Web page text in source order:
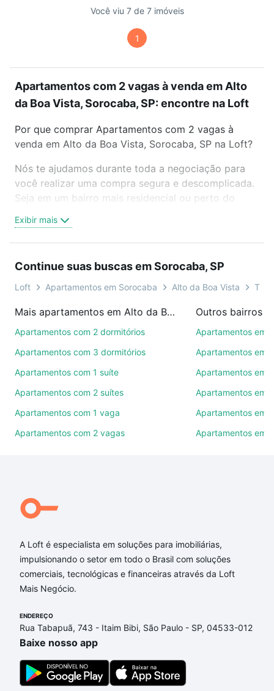
Você viu 7 de 7 imóveis
1
Apartamentos com 2 vagas à venda em Alto
da Boa Vista, Sorocaba, SP: encontre na Loft
Por que comprar Apartamentos com 2 vagas à
venda em Alto da Boa Vista, Sorocaba, SP na Loft?
Nós te ajudamos durante toda a negociação para
você realizar uma compra segura e descomplicada.
Seja em um bairro mais residencial ou perto do
oferta ideal de Apartamentos com 2 vagas à venda
em Alto da Boa Vista, Sorocaba, SP para conquistar
videochamada, é grátis, sem compromisso e você
ainda conta com mais de 46 mil corretores e
de imóveis.
Como escolher um imóvel?
ruas, bairros e até condomínios favoritos. Você
também pode usar os filtros como quantidade de
quartos, suítes, com ou sem vaga de garagem para
comodidades, como piscina, academia, salão de
Qual o preço de Apartamentos com 2 vagas à
venda em Alto da Boa Vista, Sorocaba, SP?
Aqui na Loft temos a oferta ideal para você, com
Apartamentos com 2 vagas à venda em Alto da Boa
Vista, Sorocaba, SP que custam a partir de R$ 0 e
com nossas opções de financiamento imobiliário as
ainda tem alguma dúvida dos custos envolvidos no
processo de compra, veja em nosso portal quanto
custa comprar um apartamento
gente para comprar o imóvel dos seus sonhos com
segurança e conforto. Loft, com você até as
Exibir mais
Continue suas buscas em Sorocaba, SP
Loft Apartamentos em Sorocaba Alto da Boa Vista
Mais apartamentos em Alto da Boa Vista
Apartamentos com 2 dormitórios
Apartamentos com 3 dormitórios
Apartamentos com 1 suíte
Apartamentos com 2 suítes
Apartamentos com 1 vaga
Apartamentos com 2 vagas
Outros bairros
Apartamentos em
Apartamentos em
Apartamentos em
Apartamentos em
Apartamentos em
Apartamentos em
A Loft é especialista em soluções para imobiliárias,
impulsionando o setor em todo o Brasil com soluções
comerciais, tecnológicas e financeiras através da Loft
Mais Negócio.
ENDEREÇO
Rua Tabapuã, 743 - Itaim Bibi, São Paulo - SP, 04533-012
Baixe nosso app